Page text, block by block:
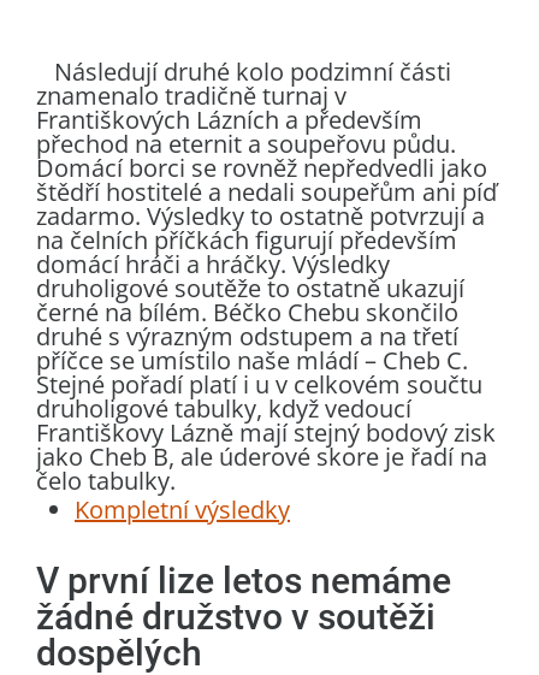
Následují druhé kolo podzimní části
znamenalo tradičně turnaj v
Františkových Lázních a především
přechod na eternit a soupeřovu půdu.
Domácí borci se rovněž nepředvedli jako
štědří hostitelé a nedali soupeřům ani píď
zadarmo. Výsledky to ostatně potvrzují a
na čelních příčkách figurují především
domácí hráči a hráčky. Výsledky
druholigové soutěže to ostatně ukazují
černé na bílém. Béčko Chebu skončilo
druhé s výrazným odstupem a na třetí
příčce se umístilo naše mládí – Cheb C.
Stejné pořadí platí i u v celkovém součtu
druholigové tabulky, když vedoucí
Františkovy Lázně mají stejný bodový zisk
jako Cheb B, ale úderové skore je řadí na
čelo tabulky.
Kompletní výsledky
V první lize letos nemáme
žádné družstvo v soutěži
dospělých